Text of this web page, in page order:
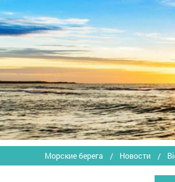
Морские берега Новости